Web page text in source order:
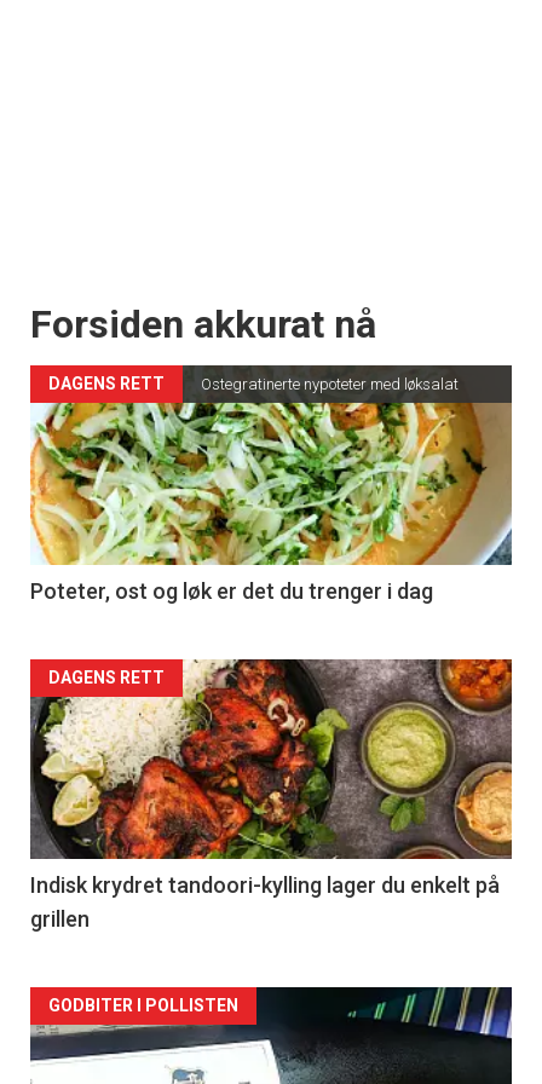
Forsiden akkurat nå
DAGENS RETT Ostegratinerte nypoteter med løksalat
Poteter, ost og løk er det du trenger i dag
Forsiden
akkurat
nå
-
2
DAGENS RETT
Indisk krydret tandoori-kylling lager du enkelt på
grillen
Forsiden
akkurat
GODBITER I POLLISTEN